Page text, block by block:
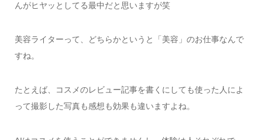
んがヒヤッとしてる最中だと思いますが笑
美容ライターって、どちらかというと「美容」のお仕事なんで
すね。
たとえば、コスメのレビュー記事を書くにしても使った人によ
って撮影した写真も感想も効果も違いますよね。